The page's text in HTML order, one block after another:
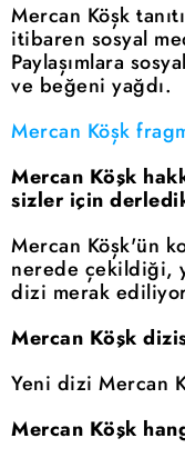
Mercan Köşk
itibaren sosyal
Paylaşımlara
ve beğeni yağdı.
Mercan Köşk
Mercan Köşk
sizler için
Mercan Köşk'ün
nerede çekildiği,
dizi merak
Mercan Köşk
Yeni dizi Mercan
Mercan Köşk